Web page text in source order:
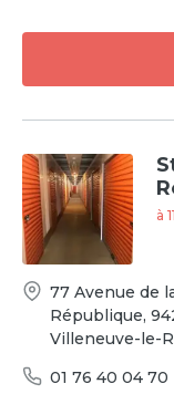
à 11
77 Avenue de
République,
Villeneuve-le-
01 76 40 04 70